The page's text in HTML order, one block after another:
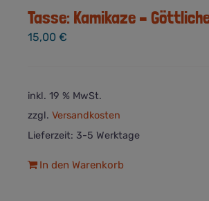
Tasse: Kamikaze –
15,00 €
inkl. 19 % MwSt.
zzgl. Versandkosten
Lieferzeit: 3-5 Werktage
In den Warenkorb